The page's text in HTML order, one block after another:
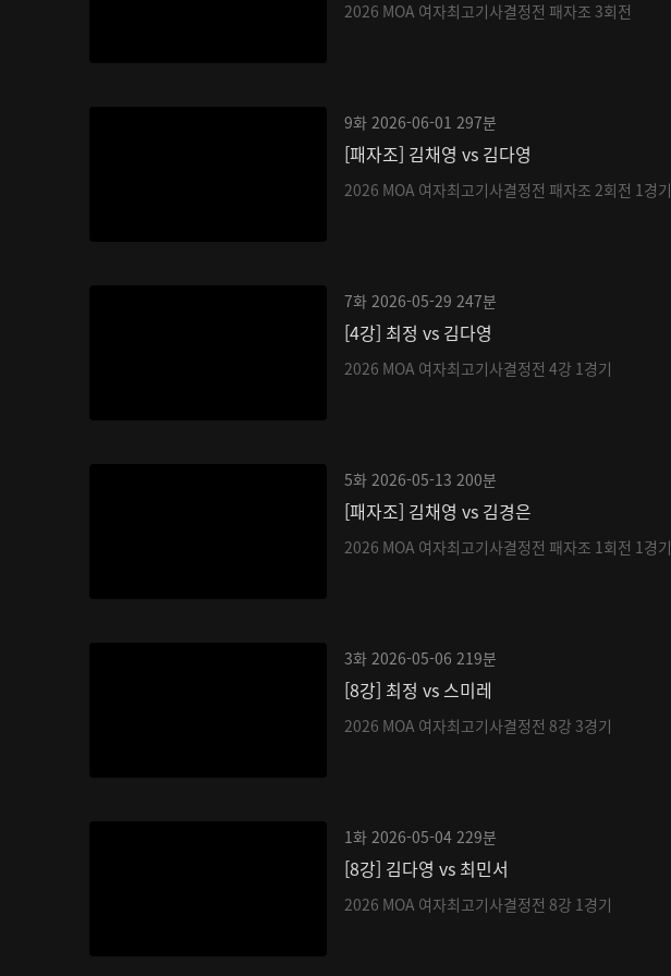
2026 MOA 여자최고기사결정전 패자조 3회전
9화 2026-06-01 297분
[패자조] 김채영 vs 김다영
2026 MOA 여자최고기사결정전 패자조 2회전 1경기
7화 2026-05-29 247분
[4강] 최정 vs 김다영
2026 MOA 여자최고기사결정전 4강 1경기
5화 2026-05-13 200분
[패자조] 김채영 vs 김경은
2026 MOA 여자최고기사결정전 패자조 1회전 1경기
3화 2026-05-06 219분
[8강] 최정 vs 스미레
2026 MOA 여자최고기사결정전 8강 3경기
1화 2026-05-04 229분
[8강] 김다영 vs 최민서
2026 MOA 여자최고기사결정전 8강 1경기